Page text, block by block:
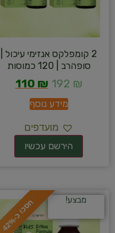
2 קומפלקס אנזימי עיכול |
סופהרב | 120 כמוסות
192 ₪
110 ₪
מידע נוסף
מועדפים
ח
ס
כ
ו
כ
-
4
2
% מבצע!